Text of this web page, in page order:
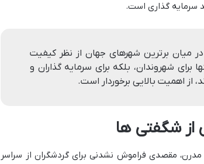
سرمایه گذاری است.
میان برترین شهرهای جهان از نظر کیفیت
برای شهروندان، بلکه برای سرمایه گذاران و
از اهمیت بالایی برخوردار است.
از شگفتی ها
مقصدی فراموش نشدنی برای گردشگران از سراسر